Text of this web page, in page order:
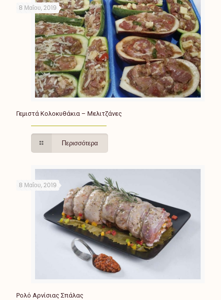
8 Μαΐου, 2019
Γεμιστά Κολοκυθάκια – Μελιτζάνες
Περισσότερα
8 Μαΐου, 2019
Ρολό Αρνίσιας Σπάλας